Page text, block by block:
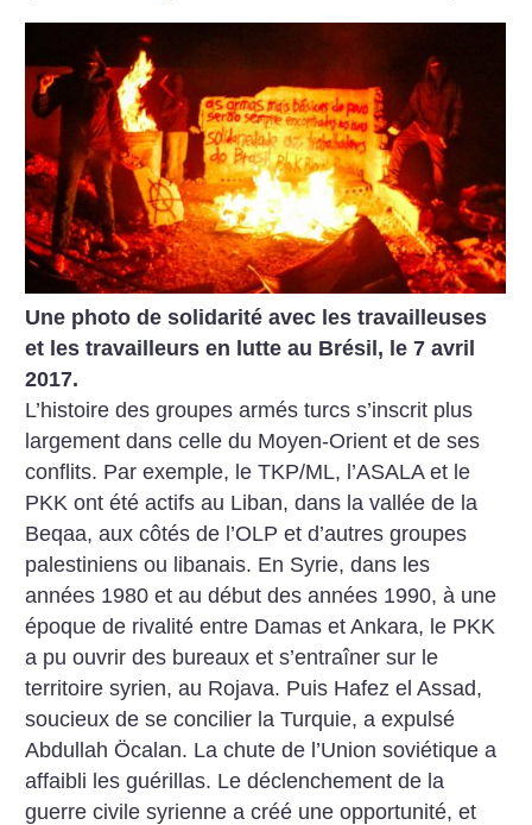
Une photo de solidarité avec les travailleuses
et les travailleurs en lutte au Brésil, le 7 avril
2017.
L’histoire des groupes armés turcs s’inscrit plus
largement dans celle du Moyen-Orient et de ses
conflits. Par exemple, le TKP/ML, l’ASALA et le
PKK ont été actifs au Liban, dans la vallée de la
Beqaa, aux côtés de l’OLP et d’autres groupes
palestiniens ou libanais. En Syrie, dans les
années 1980 et au début des années 1990, à une
époque de rivalité entre Damas et Ankara, le PKK
a pu ouvrir des bureaux et s’entraîner sur le
territoire syrien, au Rojava. Puis Hafez el Assad,
soucieux de se concilier la Turquie, a expulsé
Abdullah Öcalan. La chute de l’Union soviétique a
affaibli les guérillas. Le déclenchement de la
guerre civile syrienne a créé une opportunité, et